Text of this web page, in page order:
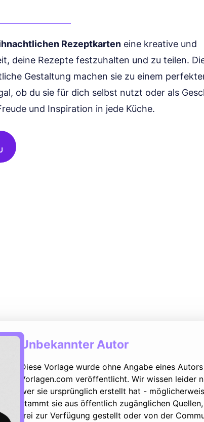
Rezeptkarten eine kreative und
deine Rezepte festzuhalten und zu teilen.
Gestaltung machen sie zu einem
ob du sie für dich selbst nutzt oder als
und Inspiration in jede Küche.
Unbekannter Autor
Diese Vorlage wurde ohne Angabe eines
Vorlagen.com veröffentlicht. Wir wissen leider
wer sie ursprünglich erstellt hat -
stammt sie aus öffentlich zugänglichen
frei zur Verfügung gestellt oder von der